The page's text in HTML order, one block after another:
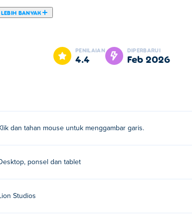
BANYAK
misinya adalah menghibur gelas yang kosong dan
Anda dengan berbagai mode dan level. Bisakah
gratis di Poki.
PENILAIAN
4.4
DIPERBARUI
Feb 2026
dan tahan mouse untuk menggambar garis.
ponsel dan tablet
Studios